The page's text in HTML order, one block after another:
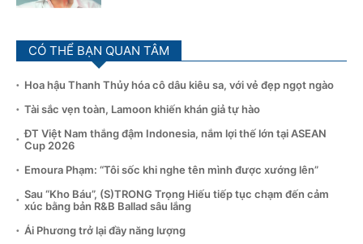
CÓ THỂ BẠN QUAN TÂM
Hoa hậu Thanh Thủy hóa cô dâu kiêu sa, với vẻ đẹp ngọt ngào
Tài sắc vẹn toàn, Lamoon khiến khán giả tự hào
ĐT Việt Nam thắng đậm Indonesia, nắm lợi thế lớn tại ASEAN
Cup 2026
Emoura Phạm: “Tôi sốc khi nghe tên mình được xướng lên”
Sau “Kho Báu”, (S)TRONG Trọng Hiếu tiếp tục chạm đến cảm
xúc bằng bản R&B Ballad sâu lắng
Ái Phương trở lại đầy năng lượng